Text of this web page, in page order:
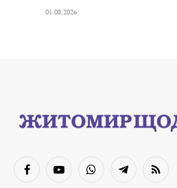
01.08.2026
FacebookYouTubeWhatsAppTelegramRSS